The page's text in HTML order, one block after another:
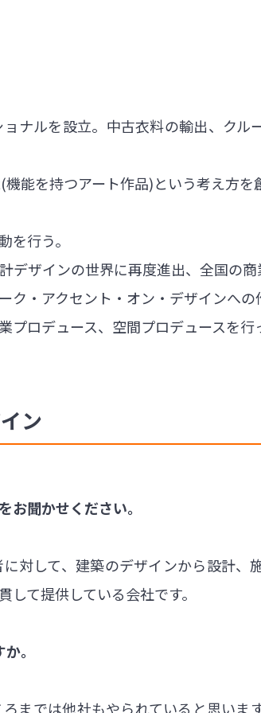
ナルを設立。中古衣料の輸出、クル
能を持つアート作品)という考え方
を行う。
ザインの世界に再度進出、全国の商
・アクセント・オン・デザインへの
ロデュース、空間プロデュースを行
ン
お聞かせください。
対して、建築のデザインから設計、
て提供している会社です。
。
までは他社もやられていると思いま